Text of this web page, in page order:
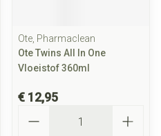
Ote, Pharmaclean
Ote Twins All In One
Vloeistof 360ml
€ 12,95